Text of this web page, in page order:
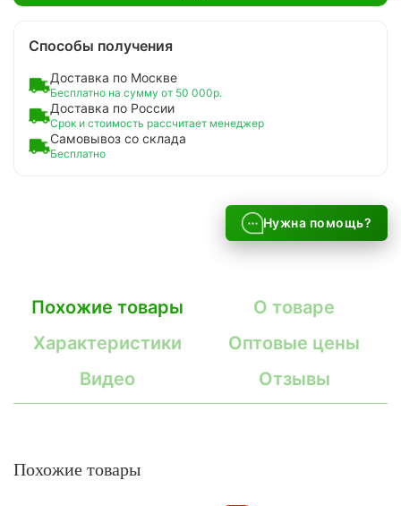
Способы получения
Доставка по Москве
Бесплатно на сумму от 50 000р.
Доставка по России
Срок и стоимость рассчитает менеджер
Самовывоз со склада
Бесплатно
Нужна помощь?
Похожие товары
О товаре
Характеристики
Оптовые цены
Видео
Отзывы
Похожие товары